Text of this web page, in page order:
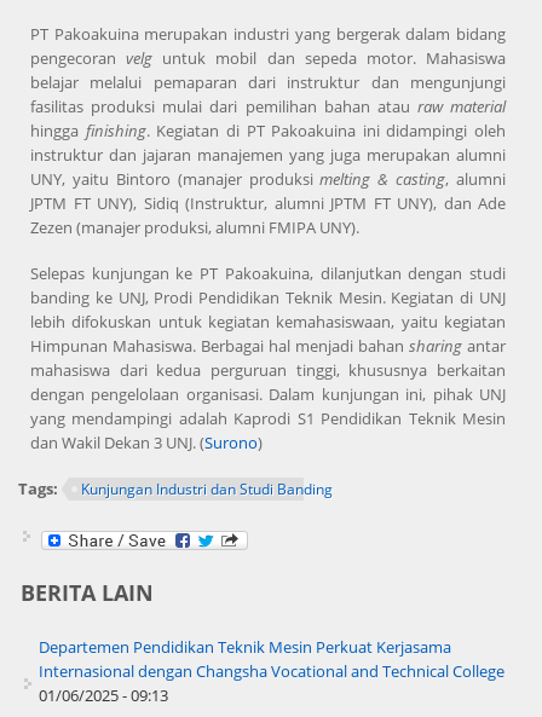
PT Pakoakuina merupakan industri yang bergerak dalam bidang
pengecoranvelg untuk mobil dan sepeda motor. Mahasiswa
belajar melalui pemaparan dari instruktur dan mengunjungi
fasilitas produksi mulai dari pemilihan bahan atau raw material
hingga finishing. Kegiatan di PT Pakoakuina ini didampingi oleh
instruktur dan jajaran manajemen yang juga merupakan alumni
UNY, yaitu Bintoro (manajer produksimelting & casting, alumni
JPTM FT UNY), Sidiq (Instruktur, alumni JPTM FT UNY), dan Ade
Zezen (manajer produksi, alumni FMIPA UNY).
Selepas kunjungan ke PT Pakoakuina, dilanjutkan dengan studi
banding ke UNJ, Prodi Pendidikan Teknik Mesin. Kegiatan di UNJ
lebih difokuskan untuk kegiatan kemahasiswaan, yaitu kegiatan
Himpunan Mahasiswa. Berbagai hal menjadi bahan sharing antar
mahasiswa dari kedua perguruan tinggi, khususnya berkaitan
dengan pengelolaan organisasi. Dalam kunjungan ini, pihak UNJ
yang mendampingi adalah Kaprodi S1 Pendidikan Teknik Mesin
dan Wakil Dekan 3 UNJ. (Surono)
Tags: Kunjungan Industri dan Studi Banding
BERITA LAIN
Departemen Pendidikan Teknik Mesin Perkuat Kerjasama
Internasional dengan Changsha Vocational and Technical College
01/06/2025 - 09:13